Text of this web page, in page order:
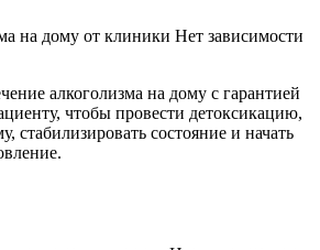
алкоголизма на дому с гарантией
чтобы провести детоксикацию,
стабилизировать состояние и начать